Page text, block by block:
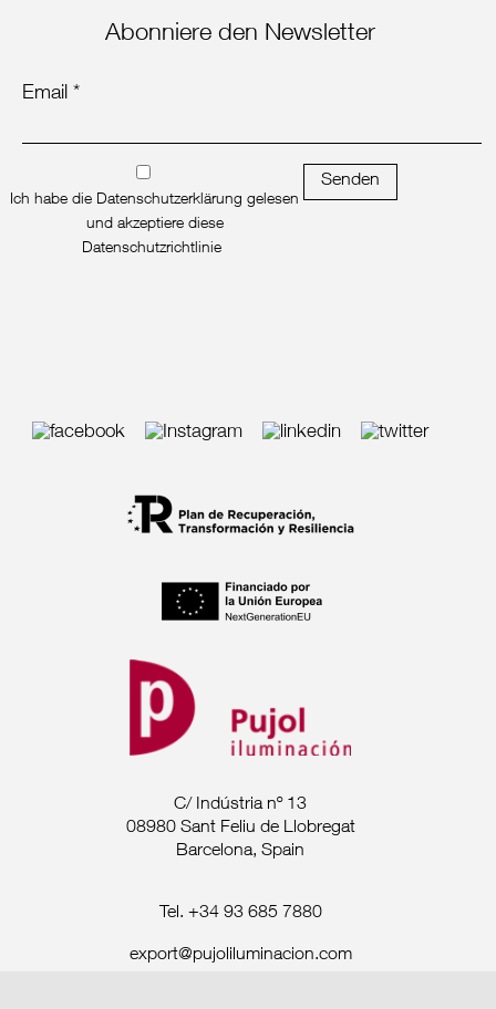
Abonniere den Newsletter
Email *
Ich habe die Datenschutzerklärung gelesen
und akzeptiere diese
Datenschutzrichtlinie
Senden
C/ Indústria nº 13
08980 Sant Feliu de Llobregat
Barcelona, Spain
Tel. +34 93 685 7880
export@pujoliluminacion.com